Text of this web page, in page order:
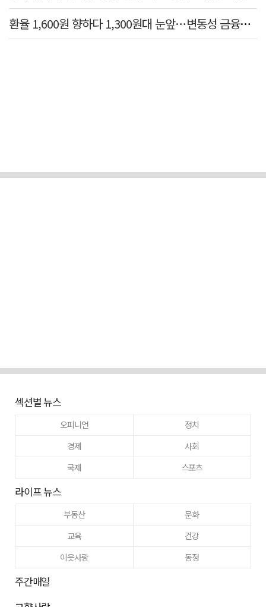
환율 1,600원 향하다 1,300원대 눈앞…변동성 금융위기 후 최고
섹션별 뉴스
오피니언
정치
경제
사회
국제
스포츠
라이프 뉴스
부동산
문화
교육
건강
이웃사랑
동정
주간매일